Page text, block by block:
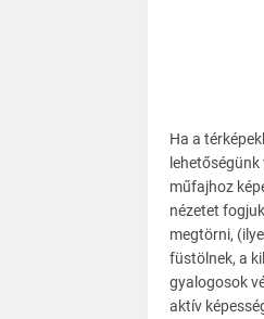
Ha a
műfajhoz
nézetet
megtörni,
füstölnek, a
gyalogosok
aktív